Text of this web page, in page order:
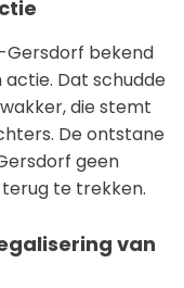
Gersdorf bekend
Dat schudde
die stemt
De ontstane
geen
te trekken.
van